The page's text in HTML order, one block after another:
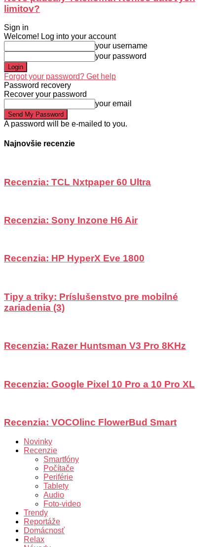
limitov?
Sign in
Welcome! Log into your account
your username
your password
Forgot your password? Get help
Password recovery
Recover your password
your email
A password will be e-mailed to you.
Najnovšie recenzie
Recenzia: TCL Nxtpaper 60 Ultra
Recenzia: Sony Inzone H6 Air
Recenzia: HP HyperX Eve 1800
Tipy a triky: Príslušenstvo pre mobilné
zariadenia (3)
Recenzia: Razer Huntsman V3 Pro 8KHz
Recenzia: Google Pixel 10 Pro a 10 Pro XL
Recenzia: VOCOlinc FlowerBud Smart
Novinky
Recenzie
Smartfóny
Počítače
Periférie
Tablety
Audio
Foto-video
Trendy
Reportáže
Domácnosť
Relax